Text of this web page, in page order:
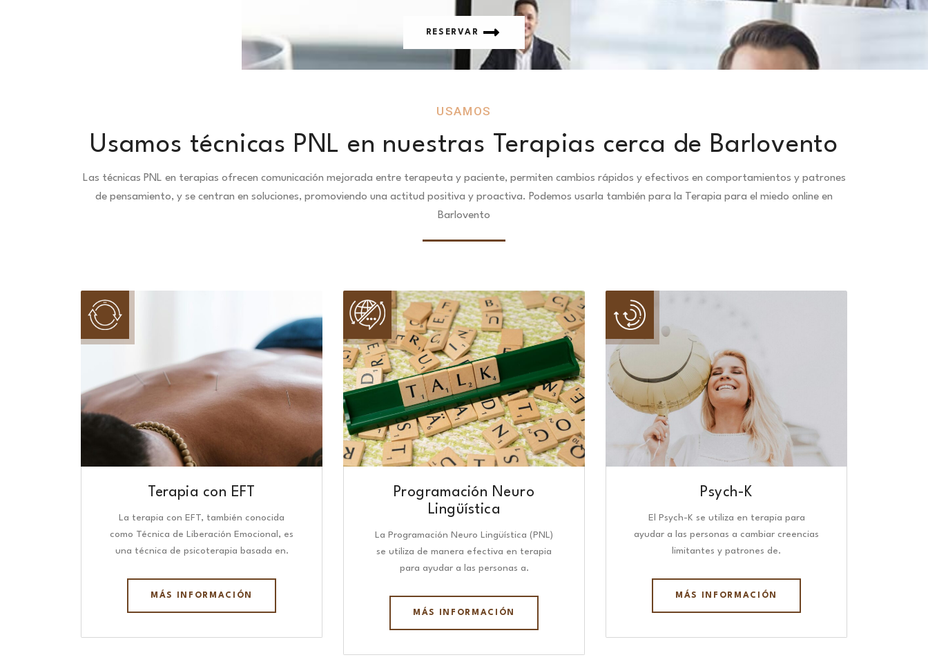
RESERVAR
USAMOS
Usamos técnicas PNL en nuestras Terapias cerca de Barlovento
Las técnicas PNL en terapias ofrecen comunicación mejorada entre terapeuta y paciente, permiten cambios rápidos y efectivos en comportamientos y patrones
de pensamiento, y se centran en soluciones, promoviendo una actitud positiva y proactiva. Podemos usarla también para la Terapia para el miedo online en
Barlovento
Terapia con EFT
La terapia con EFT, también conocida
como Técnica de Liberación Emocional, es
una técnica de psicoterapia basada en.
MÁS INFORMACIÓN
Programación Neuro
Lingüística​
La Programación Neuro Lingüística (PNL)
se utiliza de manera efectiva en terapia
para ayudar a las personas a.
MÁS INFORMACIÓN
Psych-K
El Psych-K se utiliza en terapia para
ayudar a las personas a cambiar creencias
limitantes y patrones de.
MÁS INFORMACIÓN